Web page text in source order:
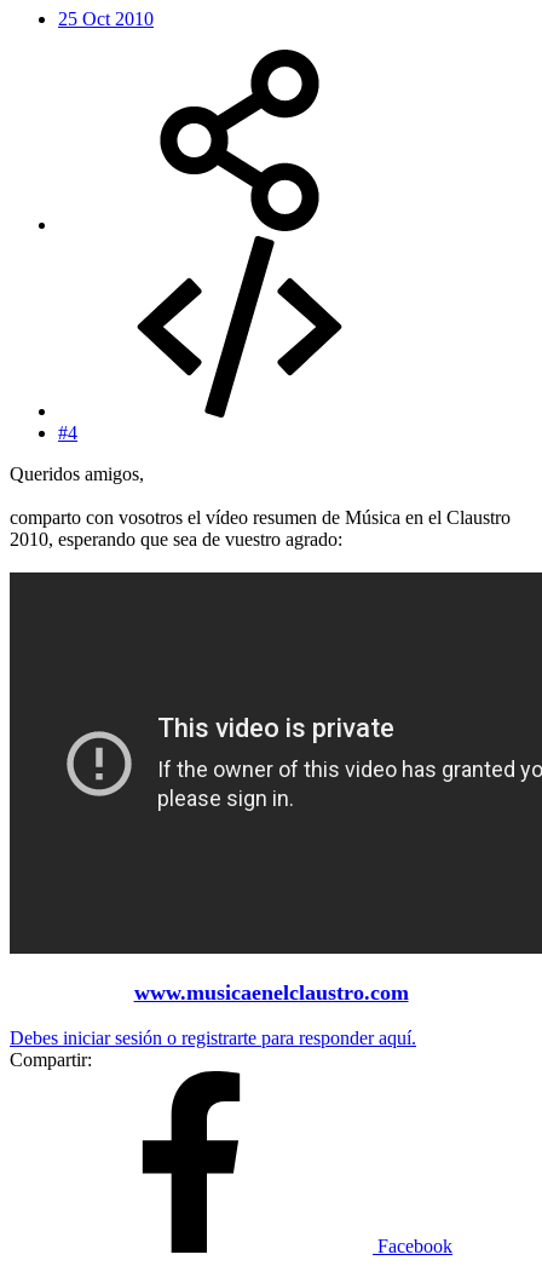
25 Oct 2010
#4
Queridos amigos,
comparto con vosotros el vídeo resumen de Música en el Claustro
2010, esperando que sea de vuestro agrado:
www.musicaenelclaustro.com
Debes iniciar sesión o registrarte para responder aquí.
Compartir:
Facebook